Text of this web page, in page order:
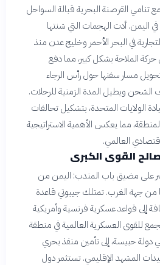
تنامي القرصنة البحرية قبالة السواحل
في اليمن. أدت الهجمات التي شنتها
في البحر الأحمر وخليج عدن منذ
إلى تعطيل حركة الملاحة بشكل كبير، مما دفع
مسار سفنها حول رأس الرجاء
الشحن ويطيل المدة الزمنية للرحلات.
الولايات المتحدة، بتشكيل تحالفات
مما يعكس الأهمية الاستراتيجية
العالمي.
القوى الكبرى
على مضيق باب المندب: اليمن من
من جهة الغرب. تمتلك جيبوتي قاعدة
إلى قواعد عسكرية فرنسية وأمريكية
للقوى العسكرية العالمية في منطقة
حبيسة، إلى تأمين منفذ بحري
المشهد الإقليمي. تستثمر دول